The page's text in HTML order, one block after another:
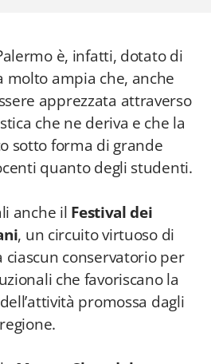
è, infatti, dotato di
ampia che, anche
apprezzata attraverso
che ne deriva e che la
sotto forma di grande
quanto degli studenti.
anche il Festival dei
, un circuito virtuoso di
conservatorio per
che favoriscano la
promossa dagli